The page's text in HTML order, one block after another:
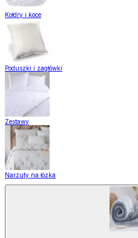
Kołdry i koce
Poduszki i zagłówki
Zestawy
Narzuty na łózka